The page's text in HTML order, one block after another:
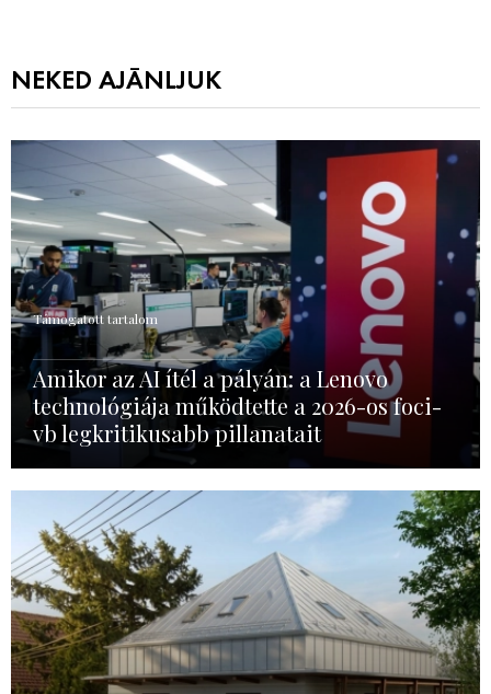
NEKED AJÁNLJUK
Támogatott tartalom
Amikor az AI ítél a pályán: a Lenovo
technológiája működtette a 2026-os foci-
vb legkritikusabb pillanatait